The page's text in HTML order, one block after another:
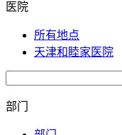
医院
所有地点
天津和睦家医院
部门